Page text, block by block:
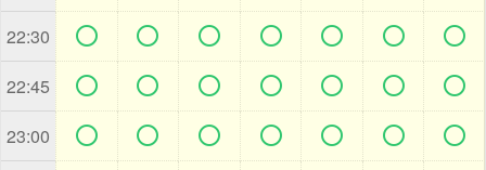
22:30       
22:45       
23:00       